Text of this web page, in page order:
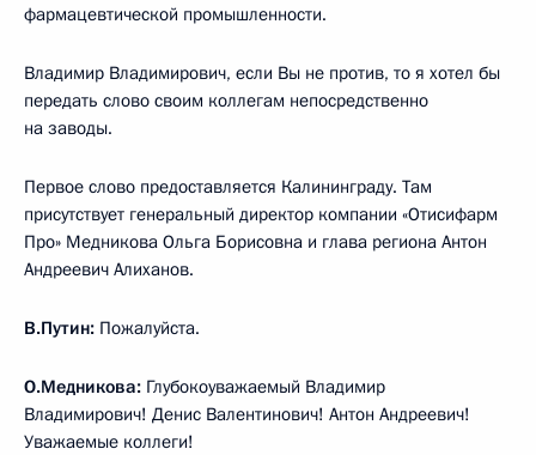
фармацевтической промышленности.
Владимир Владимирович, если Вы не против, то я хотел бы
передать слово своим коллегам непосредственно
на заводы.
Первое слово предоставляется Калининграду. Там
присутствует генеральный директор компании «Отисифарм
Про» Медникова Ольга Борисовна и глава региона Антон
Андреевич Алиханов.
В.Путин: Пожалуйста.
О.Медникова: Глубокоуважаемый Владимир
Владимирович! Денис Валентинович! Антон Андреевич!
Уважаемые коллеги!